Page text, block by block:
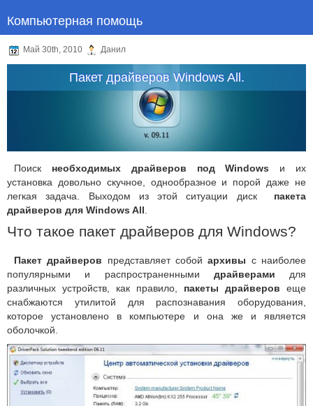
Компьютерная помощь
Май 30th, 2010 Данил
Пакет драйверов Windows All.
Поиск необходимых драйверов под Windows и их
установка довольно скучное, однообразное и порой даже не
легкая задача. Выходом из этой ситуации диск пакета
драйверов для Windows All
Что такое пакет драйверов для Windows?
Пакет драйверов представляет собойархивы с наиболее
популярными и распространенными драйверами для
различных устройств, как правило, пакеты драйверов еще
снабжаются утилитой для распознавания оборудования,
которое установлено в компьютере и она же и является
оболочкой.